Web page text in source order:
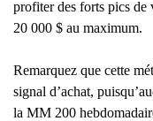
profiter des forts pics de
20 000 $ au maximum.
Remarquez que cette
signal d’achat,
la MM 200